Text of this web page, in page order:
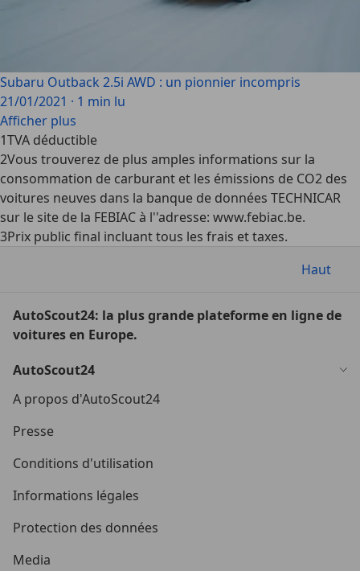
Subaru Outback 2.5i AWD : un pionnier incompris
21/01/2021 · 1 min lu
Afficher plus
1TVA déductible
2Vous trouverez de plus amples informations sur la
consommation de carburant et les émissions de CO2 des
voitures neuves dans la banque de données TECHNICAR
sur le site de la FEBIAC à l''adresse: www.febiac.be.
3Prix public final incluant tous les frais et taxes.
Haut
AutoScout24: la plus grande plateforme en ligne de
voitures en Europe.
AutoScout24
A propos d'AutoScout24
Presse
Conditions d'utilisation
Informations légales
Protection des données
Media